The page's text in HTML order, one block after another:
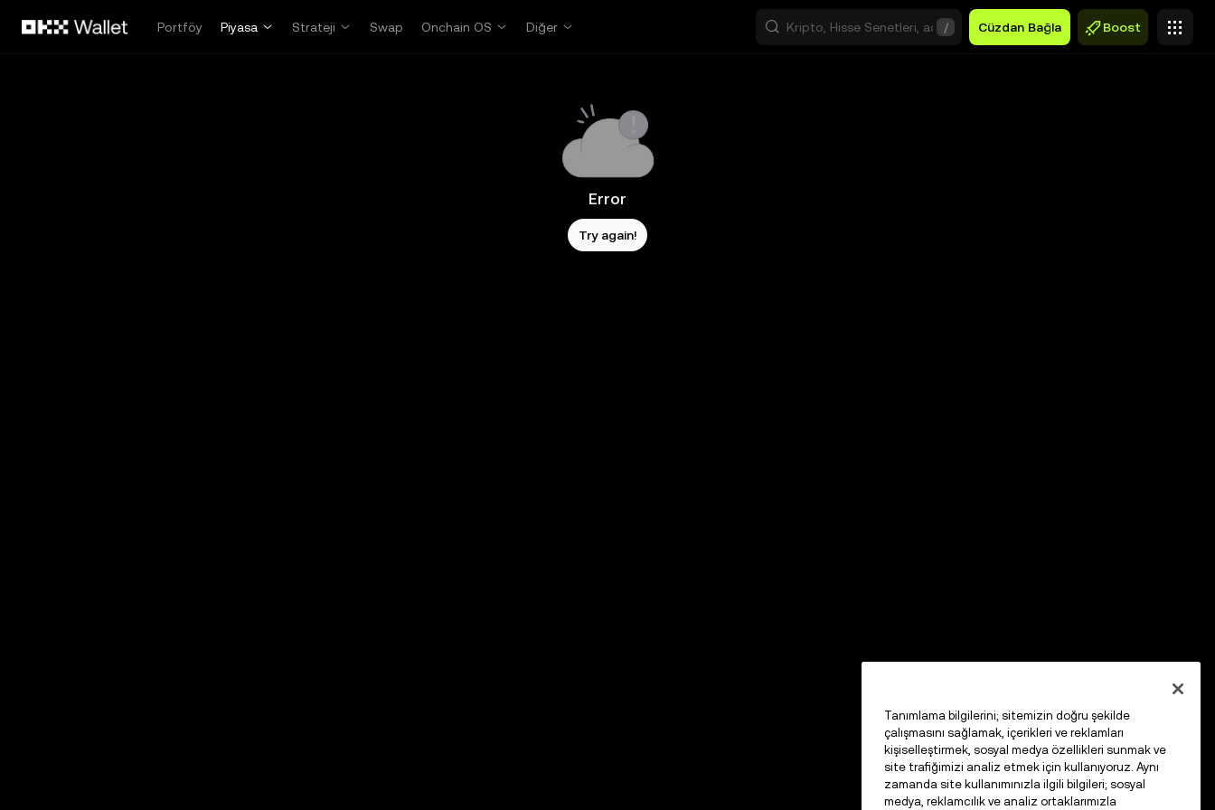
Portföy
Piyasa Strateji Swap Onchain OS Diğer / Cüzdan Bağla Boost
Error
Try again!
Tanımlama bilgilerini; sitemizin doğru şekilde
çalışmasını sağlamak, içerikleri ve reklamları
kişiselleştirmek, sosyal medya özellikleri sunmak ve
site trafiğimizi analiz etmek için kullanıyoruz. Aynı
zamanda site kullanımınızla ilgili bilgileri; sosyal
medya, reklamcılık ve analiz ortaklarımızla